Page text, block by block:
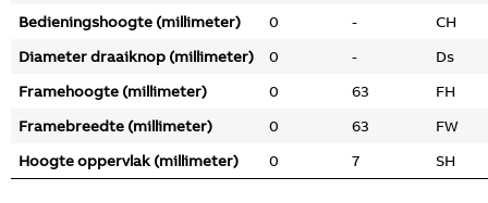
Bedieningshoogte (millimeter)
0 -
CH
Diameter draaiknop (millimeter)
0 -
Ds
Framehoogte (millimeter)
0 63
FH
Framebreedte (millimeter)
0 63
FW
Hoogte oppervlak (millimeter)
0 7 SH